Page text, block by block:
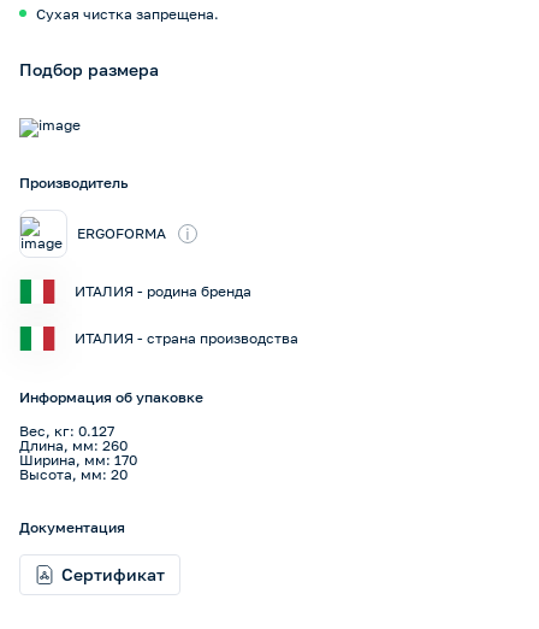
Сухая чистка запрещена.
Подбор размера
Производитель
ERGOFORMA i
ИТАЛИЯ - родина бренда
ИТАЛИЯ - страна производства
Информация об упаковке
Вес, кг: 0.127
Длина, мм: 260
Ширина, мм: 170
Высота, мм: 20
Документация
Сертификат